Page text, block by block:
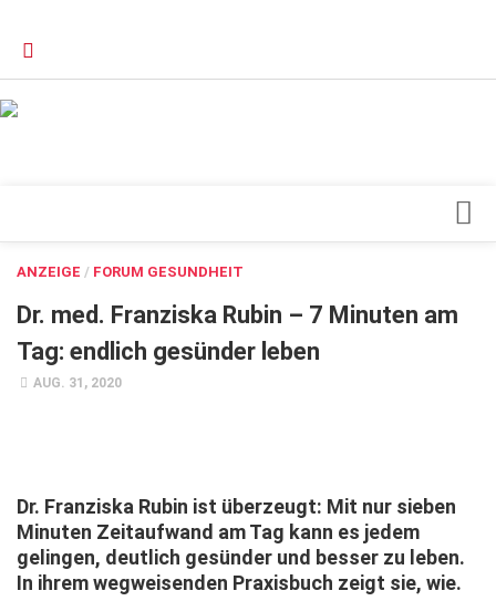
Blick ins Innere
Forschung
Herz & Kreislauf
Orthopädie
Wirtschaft, Recht, Finanzen
Zahn, Mund, Kiefer
Forum Gesundheit
ANZEIGE / FORUM GESUNDHEIT
Dr. med. Franziska Rubin – 7 Minuten am
Tag: endlich gesünder leben
AUG. 31, 2020
Dr. Franziska Rubin ist überzeugt: Mit nur sieben
Minuten Zeitaufwand am Tag kann es jedem
gelingen, deutlich gesünder und besser zu leben.
In ihrem wegweisenden Praxisbuch zeigt sie, wie.